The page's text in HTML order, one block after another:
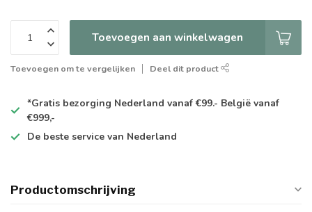
Toevoegen aan winkelwagen
Toevoegen om te vergelijken Deel dit product
*Gratis bezorging Nederland vanaf €99.- België vanaf
€999,-
De beste service van Nederland
Productomschrijving